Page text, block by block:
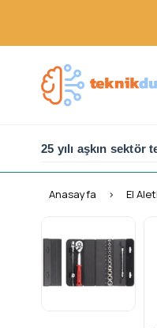
25 yılı aşkın sektör
Anasayfa El